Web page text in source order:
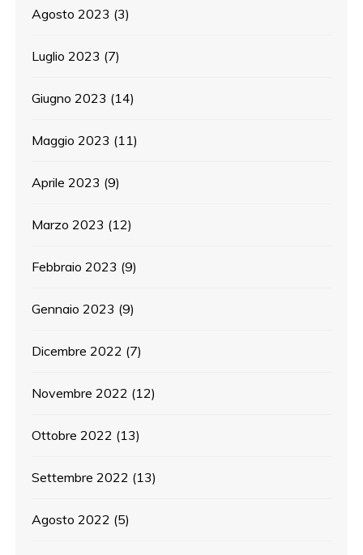
Agosto 2023 (3)
Luglio 2023 (7)
Giugno 2023 (14)
Maggio 2023 (11)
Aprile 2023 (9)
Marzo 2023 (12)
Febbraio 2023 (9)
Gennaio 2023 (9)
Dicembre 2022 (7)
Novembre 2022 (12)
Ottobre 2022 (13)
Settembre 2022 (13)
Agosto 2022 (5)